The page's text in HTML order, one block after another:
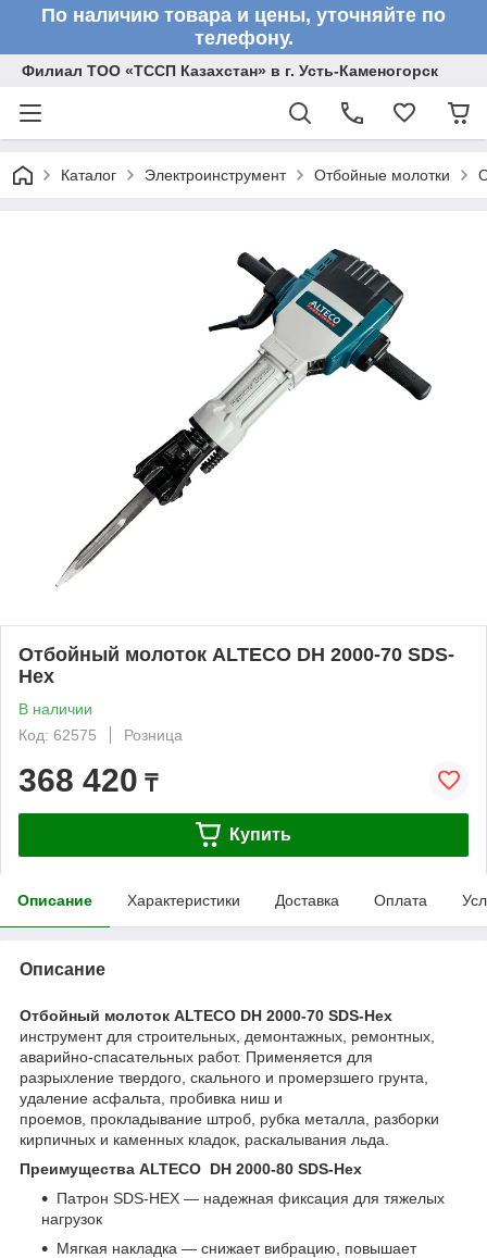
По наличию товара и цены, уточняйте по
телефону.
Филиал ТОО «ТССП Казахстан» в г. Усть-Каменогорск
Каталог Электроинструмент Отбойные молотки
Отбойный молоток ALTECO DH 2000-70 SDS-
Hex
В наличии
Код: 62575
Розница
368 420 ₸
Купить
Описание Характеристики Доставка Оплата
Описание
Отбойный молоток ALTECO DH 2000-70 SDS-Hex
инструмент для строительных, демонтажных, ремонтных,
аварийно-спасательных работ. Применяется для
разрыхление твердого, скального и промерзшего грунта,
удаление асфальта, пробивка ниш и
проемов, прокладывание штроб, рубка металла, разборки
кирпичных и каменных кладок, раскалывания льда.
Преимущества ALTECO DH 2000-80 SDS-Hex
Патрон SDS-HEX — надежная фиксация для тяжелых
нагрузок
Мягкая накладка — снижает вибрацию, повышает